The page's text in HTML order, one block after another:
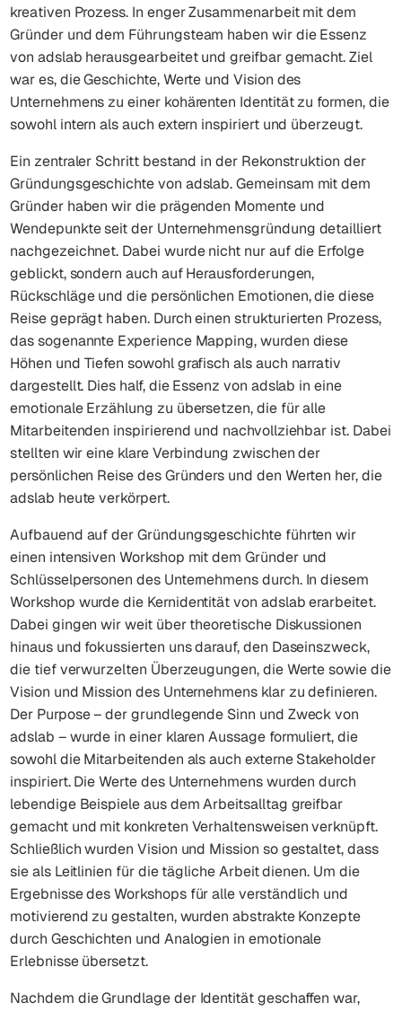
kreativen Prozess. In enger Zusammenarbeit mit dem
Gründer und dem Führungsteam haben wir die Essenz
von adslab herausgearbeitet und greifbar gemacht. Ziel
war es, die Geschichte, Werte und Vision des
Unternehmens zu einer kohärenten Identität zu formen, die
sowohl intern als auch extern inspiriert und überzeugt.
Ein zentraler Schritt bestand in der Rekonstruktion der
Gründungsgeschichte von adslab. Gemeinsam mit dem
Gründer haben wir die prägenden Momente und
Wendepunkte seit der Unternehmensgründung detailliert
nachgezeichnet. Dabei wurde nicht nur auf die Erfolge
geblickt, sondern auch auf Herausforderungen,
Rückschläge und die persönlichen Emotionen, die diese
Reise geprägt haben. Durch einen strukturierten Prozess,
das sogenannte Experience Mapping, wurden diese
Höhen und Tiefen sowohl grafisch als auch narrativ
dargestellt. Dies half, die Essenz von adslab in eine
emotionale Erzählung zu übersetzen, die für alle
Mitarbeitenden inspirierend und nachvollziehbar ist. Dabei
stellten wir eine klare Verbindung zwischen der
persönlichen Reise des Gründers und den Werten her, die
adslab heute verkörpert.
Aufbauend auf der Gründungsgeschichte führten wir
einen intensiven Workshop mit dem Gründer und
Schlüsselpersonen des Unternehmens durch. In diesem
Workshop wurde die Kernidentität von adslab erarbeitet.
Dabei gingen wir weit über theoretische Diskussionen
hinaus und fokussierten uns darauf, den Daseinszweck,
die tief verwurzelten Überzeugungen, die Werte sowie die
Vision und Mission des Unternehmens klar zu definieren.
Der Purpose – der grundlegende Sinn und Zweck von
adslab – wurde in einer klaren Aussage formuliert, die
sowohl die Mitarbeitenden als auch externe Stakeholder
inspiriert. Die Werte des Unternehmens wurden durch
lebendige Beispiele aus dem Arbeitsalltag greifbar
gemacht und mit konkreten Verhaltensweisen verknüpft.
Schließlich wurden Vision und Mission so gestaltet, dass
sie als Leitlinien für die tägliche Arbeit dienen. Um die
Ergebnisse des Workshops für alle verständlich und
motivierend zu gestalten, wurden abstrakte Konzepte
durch Geschichten und Analogien in emotionale
Erlebnisse übersetzt.
Nachdem die Grundlage der Identität geschaffen war,